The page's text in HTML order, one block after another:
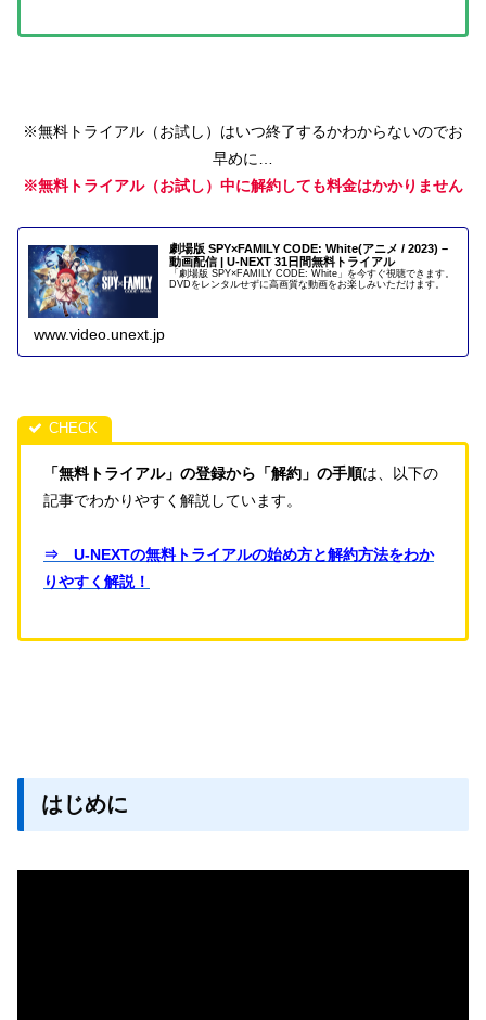
※無料トライアル（お試し）はいつ終了するかわからないのでお
早めに…
※無料トライアル（お試し）中に解約しても料金はかかりません
劇場版 SPY×FAMILY CODE: White(アニメ / 2023) –
動画配信 | U-NEXT 31日間無料トライアル
「劇場版 SPY×FAMILY CODE: White」を今すぐ視聴できます。
DVDをレンタルせずに高画質な動画をお楽しみいただけます。
www.video.unext.jp
「無料トライアル」の登録から「解約」の手順は、以下の
記事でわかりやすく解説しています。
⇒ U-NEXTの無料トライアルの始め方と解約方法をわか
りやすく解説！
はじめに